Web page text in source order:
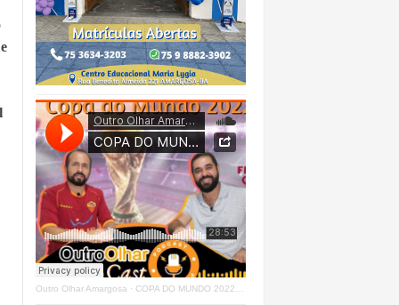
Outro Olhar Amargosa · COPA DO MUNDO 2022 - OUTRO OLHAR CAST #O1 Right